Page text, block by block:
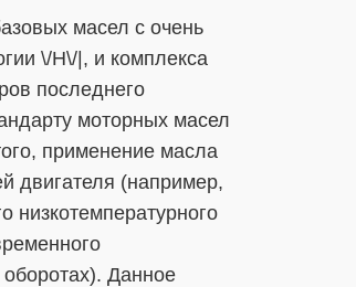
масел с очень
\/Н\/|, и комплекса
последнего
моторных масел
применение масла
двигателя (например,
низкотемпературного
Данное